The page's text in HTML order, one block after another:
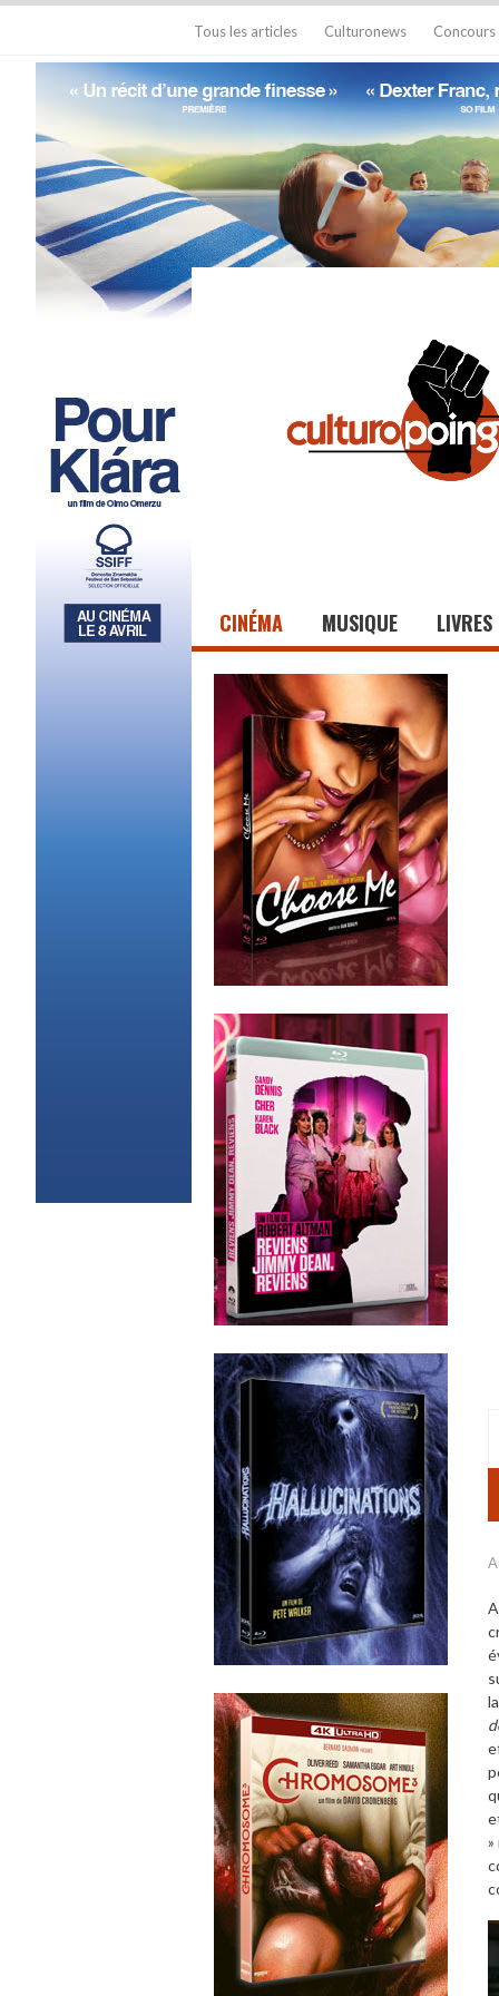
Tous les articles Culturonews Concours
CINÉMA MUSIQUE LIVRES